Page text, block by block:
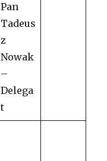
Pan
Tadeus
z
Nowak
–
Delega
t